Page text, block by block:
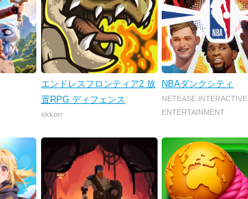
エンドレスフロンティア2 放
置RPG ディフェンス
ekkorr
NBAダンクシティ
NETEASE INTERACTIVE
ENTERTAINMENT